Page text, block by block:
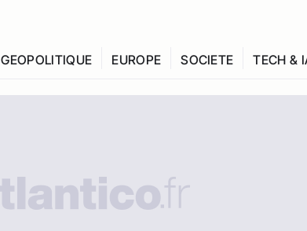
GEOPOLITIQUE EUROPE SOCIETE TECH &